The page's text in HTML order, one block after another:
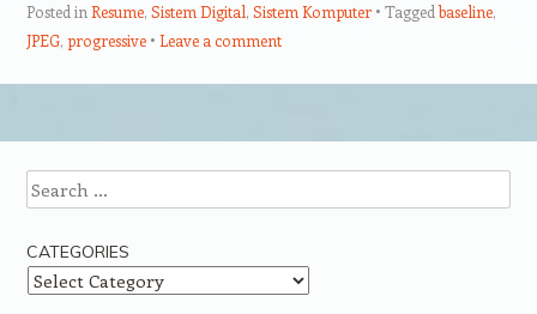
Posted in Resume, Sistem Digital, Sistem Komputer Taggedbaseline,
JPEG, progressive Leave a comment
Search
CATEGORIES
Categories